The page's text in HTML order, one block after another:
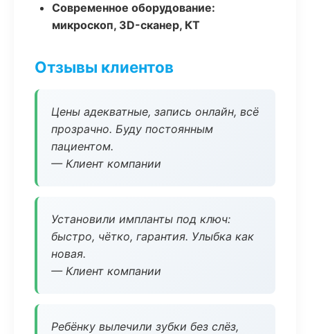
Современное оборудование:
микроскоп, 3D-сканер, КТ
Отзывы клиентов
Цены адекватные, запись онлайн, всё
прозрачно. Буду постоянным
пациентом.
— Клиент компании
Установили импланты под ключ:
быстро, чётко, гарантия. Улыбка как
новая.
— Клиент компании
Ребёнку вылечили зубки без слёз,